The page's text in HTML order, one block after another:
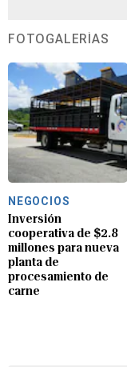
FOTOGALERÍAS
NEGOCIOS
Inversión
cooperativa de $2.8
millones para nueva
planta de
procesamiento de
carne